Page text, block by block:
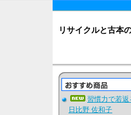
リサイクルと古本
習慣力で
日比野 佐和子